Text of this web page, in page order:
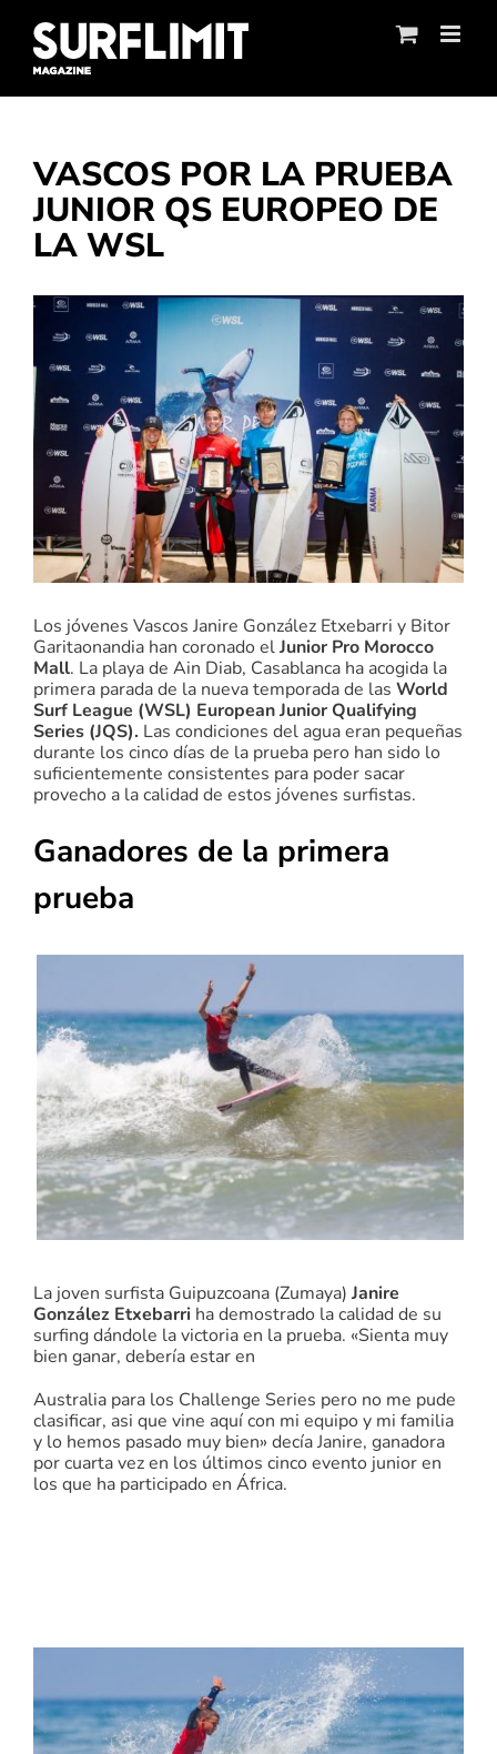
content
VASCOS POR LA PRUEBA
JUNIOR QS EUROPEO DE
LA WSL
Ver
más
grande
Los jóvenes Vascos Janire González Etxebarri y Bitor
Garitaonandia han coronado elJunior Pro Morocco
Mall. La playa de Ain Diab, Casablanca ha acogida la
primera parada de la nueva temporada de las World
Surf League (WSL) European Junior Qualifying
Series (JQS). Las condiciones del agua eran pequeñas
durante los cinco días de la prueba pero han sido lo
suficientemente consistentes para poder sacar
provecho a la calidad de estos jóvenes surfistas.
Ganadores de la primera
prueba
La joven surfista Guipuzcoana (Zumaya) Janire
González Etxebarri ha demostrado la calidad de su
surfing dándole la victoria en la prueba. «Sienta muy
bien ganar, debería estar en
Australia para los Challenge Series pero no me pude
clasificar, asi que vine aquí con mi equipo y mi familia
y lo hemos pasado muy bien» decía Janire, ganadora
por cuarta vez en los últimos cinco evento junior en
los que ha participado en África.